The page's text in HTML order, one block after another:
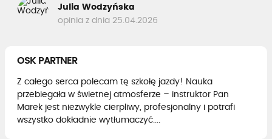
Julia Wodzyńska
opinia z dnia 25.04.2026
OSK PARTNER
Z całego serca polecam tę szkołę jazdy! Nauka
przebiegała w świetnej atmosferze – instruktor Pan
Marek jest niezwykle cierpliwy, profesjonalny i potrafi
wszystko dokładnie wytłumaczyć....